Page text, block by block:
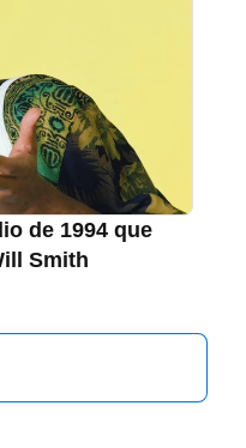
de 1994 que
Smith